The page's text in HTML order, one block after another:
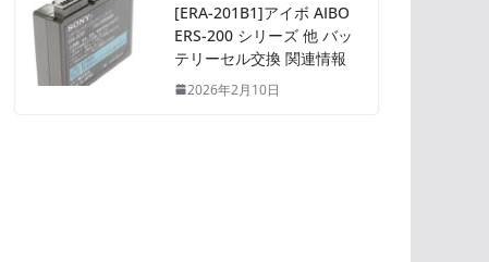
[ERA-201B1]アイボ AIBO
ERS-200 シリーズ 他 バッ
テリーセル交換 関連情報
2026年2月10日